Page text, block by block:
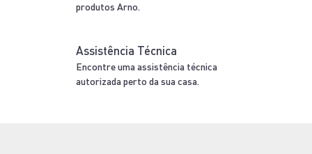
produtos Arno.
Assistência Técnica
Encontre uma assistência técnica
autorizada perto da sua casa.